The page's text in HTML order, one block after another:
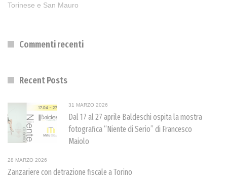
Torinese e San Mauro
Commenti recenti
Recent Posts
31 MARZO 2026
Dal 17 al 27 aprile Baldeschi ospita la mostra
fotografica “Niente di Serio” di Francesco
Maiolo
28 MARZO 2026
Zanzariere con detrazione fiscale a Torino